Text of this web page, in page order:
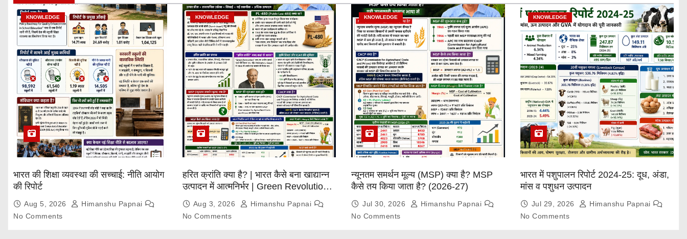
KNOWLEDGE
भारत की शिक्षा व्यवस्था की सच्चाई: नीति आयोग
की रिपोर्ट
Aug 5, 2026
Himanshu Papnai
No Comments
KNOWLEDGE
हरित क्रांति क्या है? | भारत कैसे बना खाद्यान्न
उत्पादन में आत्मनिर्भर | Green Revolution
Explained
Aug 3, 2026
Himanshu Papnai
No Comments
KNOWLEDGE
न्यूनतम समर्थन मूल्य (MSP) क्या है? MSP
कैसे तय किया जाता है? (2026-27)
Jul 30, 2026
Himanshu Papnai
No Comments
KNOWLEDGE
भारत में पशुपालन रिपोर्ट 2024-25: दूध, अंडा,
मांस व पशुधन उत्पादन
Jul 29, 2026
Himanshu Papnai
No Comments